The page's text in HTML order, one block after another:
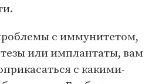
с иммунитетом,
или имплантаты, вам
с какими-